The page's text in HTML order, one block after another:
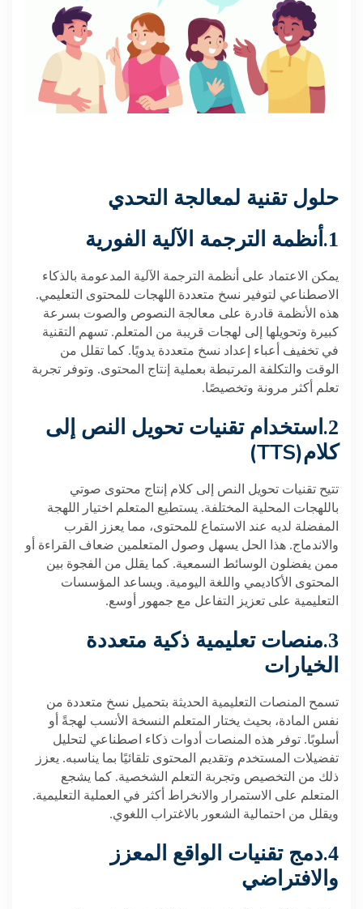
حلول تقنية لمعالجة التحدي
1
. أنظمة الترجمة الآلية الفورية
يمكن الاعتماد على أنظمة الترجمة الآلية المدعومة بالذكاء
الاصطناعي لتوفير نسخ متعددة اللهجات للمحتوى التعليمي.
هذه الأنظمة قادرة على معالجة النصوص والصوت بسرعة
كبيرة وتحويلها إلى لهجات قريبة من المتعلم. تسهم التقنية
في تخفيف أعباء إعداد نسخ متعددة يدويًا. كما تقلل من
الوقت والتكلفة المرتبطة بعملية إنتاج المحتوى. وتوفر تجربة
تعلم أكثر مرونة وتخصيصًا.
2
. استخدام تقنيات تحويل النص إلى
كلام(TTS)
تتيح تقنيات تحويل النص إلى كلام إنتاج محتوى صوتي
باللهجات المحلية المختلفة. يستطيع المتعلم اختيار اللهجة
المفضلة لديه عند الاستماع للمحتوى، مما يعزز القرب
والاندماج. هذا الحل يسهل وصول المتعلمين ضعاف القراءة أو
ممن يفضلون الوسائط السمعية. كما يقلل من الفجوة بين
المحتوى الأكاديمي واللغة اليومية. ويساعد المؤسسات
التعليمية على تعزيز التفاعل مع جمهور أوسع.
3
.منصات تعليمية ذكية متعددة
الخيارات
تسمح المنصات التعليمية الحديثة بتحميل نسخ متعددة من
نفس المادة، بحيث يختار المتعلم النسخة الأنسب لهجةً أو
أسلوبًا. توفر هذه المنصات أدوات ذكاء اصطناعي لتحليل
تفضيلات المستخدم وتقديم المحتوى تلقائيًا بما يناسبه. يعزز
ذلك من التخصيص وتجربة التعلم الشخصية. كما يشجع
المتعلم على الاستمرار والانخراط أكثر في العملية التعليمية.
ويقلل من احتمالية الشعور بالاغتراب اللغوي.
4
.دمج تقنيات الواقع المعزز
والافتراضي